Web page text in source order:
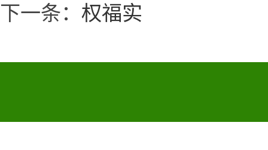
下一条： 权福实